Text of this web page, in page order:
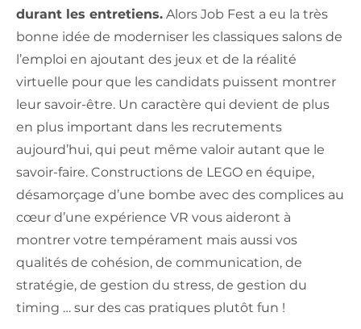
durant les entretiens. Alors Job Fest a eu la très
bonne idée de moderniser les classiques salons de
l’emploi en ajoutant des jeux et de la réalité
virtuelle pour que les candidats puissent montrer
leur savoir-être. Un caractère qui devient de plus
en plus important dans les recrutements
aujourd’hui, qui peut même valoir autant que le
savoir-faire. Constructions de LEGO en équipe,
désamorçage d’une bombe avec des complices au
cœur d’une expérience VR vous aideront à
montrer votre tempérament mais aussi vos
qualités de cohésion, de communication, de
stratégie, de gestion du stress, de gestion du
timing … sur des cas pratiques plutôt fun !